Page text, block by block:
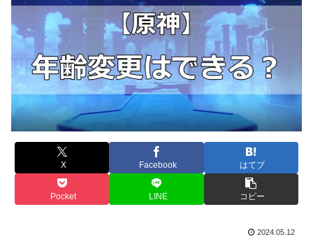
X Facebook はてブ
Pocket LINE コピー
2024.05.12